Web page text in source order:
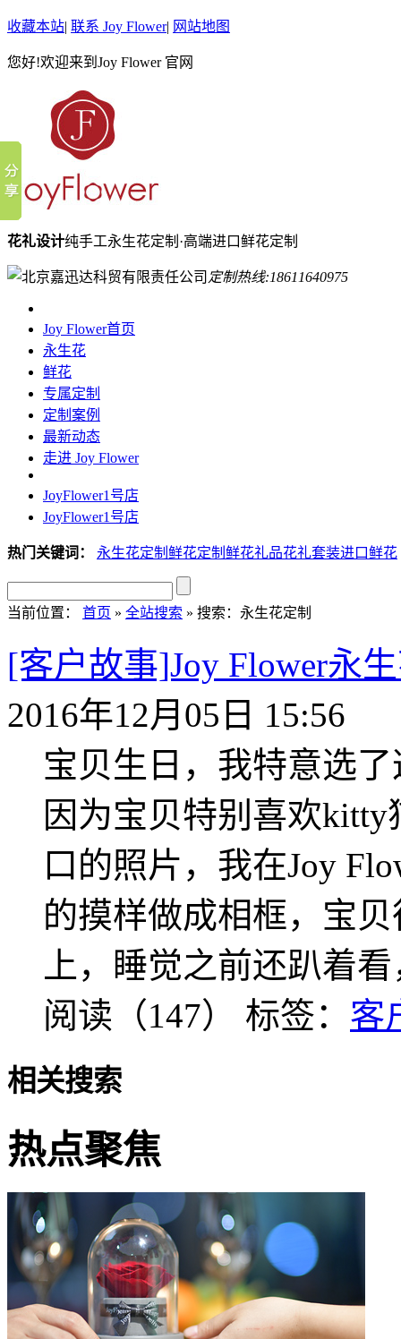
收藏本站| 联系 Joy Flower| 网站地图
您好!欢迎来到Joy Flower 官网
花礼设计纯手工永生花定制·高端进口鲜花定制
定制热线:18611640975
Joy Flower首页
永生花
鲜花
专属定制
定制案例
最新动态
走进 Joy Flower
JoyFlower1号店
JoyFlower1号店
热门关键词： 永生花定制 鲜花定制 鲜花礼品花礼套装进口鲜花
当前位置： 首页 » 全站搜索 » 搜索：永生花定制
[客户故事]Joy Flower永
2016年12月05日 15:56
宝贝生日，我特意选
因为宝贝特别喜欢
口的照片，我在Joy
的摸样做成相框，宝
上，睡觉之前还趴着
阅读（147） 标签： 客
相关搜索
热点聚焦